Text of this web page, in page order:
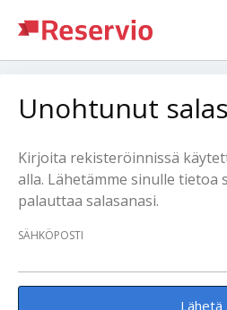
Unohtunut
Kirjoita rekisteröinnissä
alla. Lähetämme sinulle tietoa
palauttaa salasanasi.
SÄHKÖPOSTI
Lähetä